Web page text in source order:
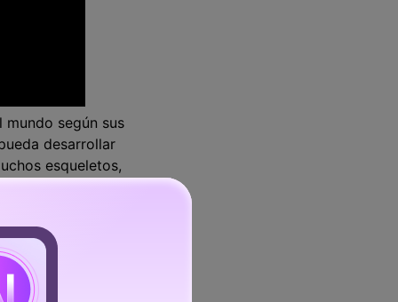
según sus
desarrollar
esqueletos,
proteger sus
realmente una
el tiempo.